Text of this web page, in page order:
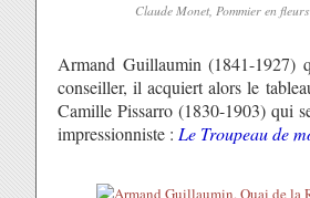
Claude Monet, Pommier en
Armand Guillaumin (1841-1927)
conseiller, il acquiert alors le
Camille Pissarro (1830-1903) qui
impressionniste : Le Troupeau de